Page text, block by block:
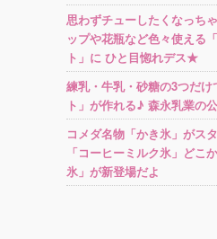
思わずチューしたくなっち
ップや花瓶など色々使える
ト」に ひと目惚れデス★
練乳・牛乳・砂糖の3つだ
ト」が作れる♪ 森永乳業の
コメダ名物「かき氷」がス
「コーヒーミルク氷」どこ
氷」が新登場だよ